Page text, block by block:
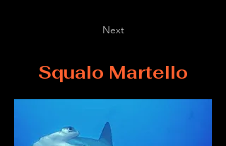
Next
Squalo Martello